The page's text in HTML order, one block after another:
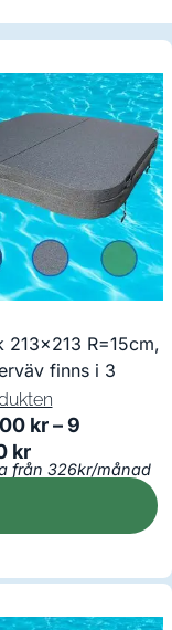
213×213 R=15cm,
finns i 3
kr – 9
kr
från 326kr/månad